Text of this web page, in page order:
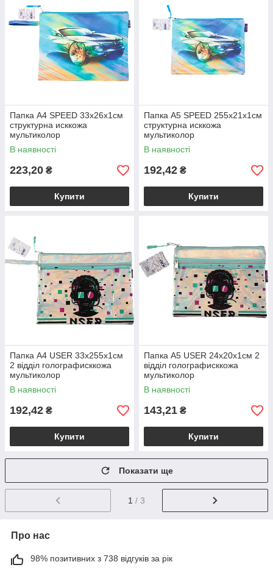
Папка A4 SPEED 33х26х1см
структурна исккожа
мультиколор
В наявності
223,20 ₴
Купити
Папка А5 SPEED 255х21х1см
структурна исккожа
мультиколор
В наявності
192,42 ₴
Купити
Папка А4 USER 33х255х1см
2 відділ голографисккожа
мультиколор
В наявності
192,42 ₴
Купити
Папка А5 USER 24х20х1см 2
відділ голографисккожа
мультиколор
В наявності
143,21 ₴
Купити
Показати ще
1 / 3
Про нас
98% позитивних з 738 відгуків за рік